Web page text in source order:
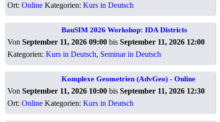
Ort:Online Kategorien:Kurs in Deutsch
BauSIM 2026 Workshop: IDA Districts
VonSeptember 11, 2026 09:00 bisSeptember 11, 2026 12:00
Kategorien:Kurs in Deutsch, Seminar in Deutsch
Komplexe Geometrien (AdvGeo) - Online
VonSeptember 11, 2026 10:00 bisSeptember 11, 2026 12:30
Ort:Online Kategorien:Kurs in Deutsch